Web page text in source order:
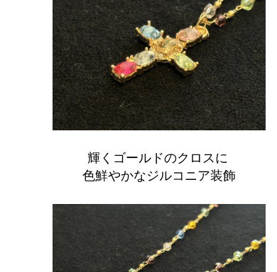
輝くゴールドのクロスに
色鮮やかなジルコニア装飾